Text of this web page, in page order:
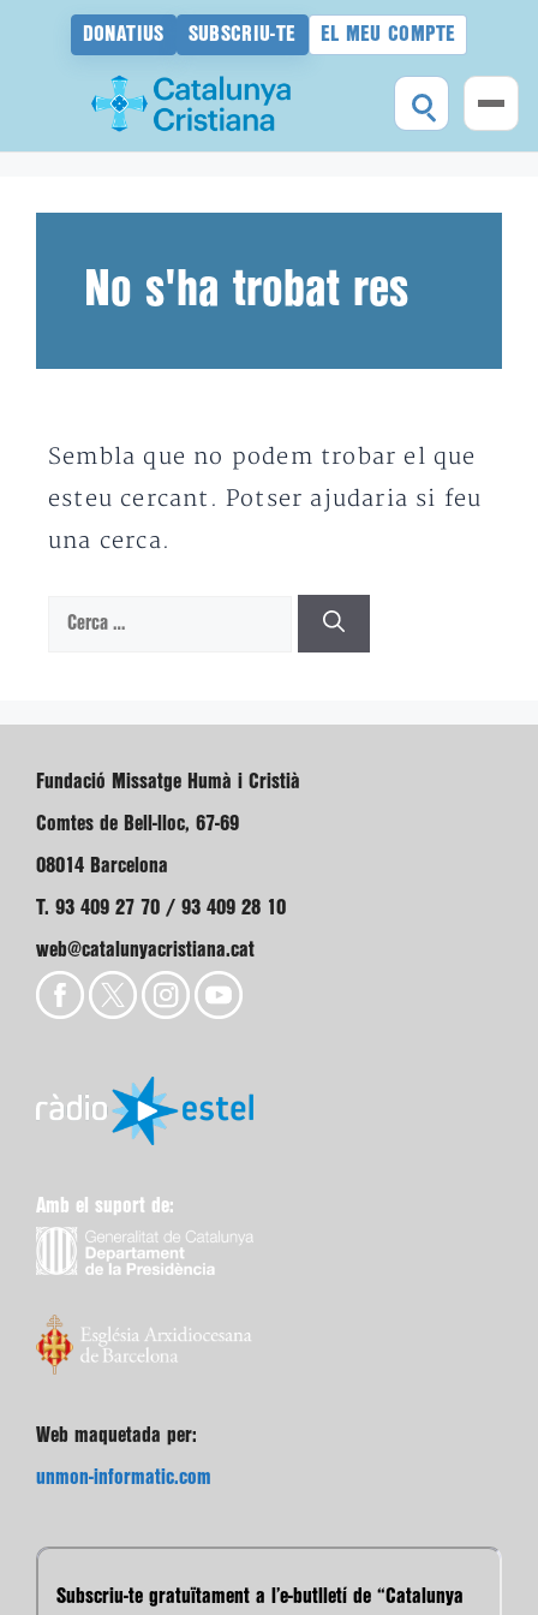
DONATIUS SUBSCRIU-TE EL MEU COMPTE
No s'ha trobat res
Sembla que no podem trobar el que
esteu cercant. Potser ajudaria si feu
una cerca.
Cerca:
Fundació Missatge Humà i Cristià
Comtes de Bell-lloc, 67-69
08014 Barcelona
T. 93 409 27 70 / 93 409 28 10
web@catalunyacristiana.cat
Amb el suport de:
Web maquetada per:
unmon-informatic.com
Subscriu-te gratuïtament a l’e-butlletí de “Catalunya